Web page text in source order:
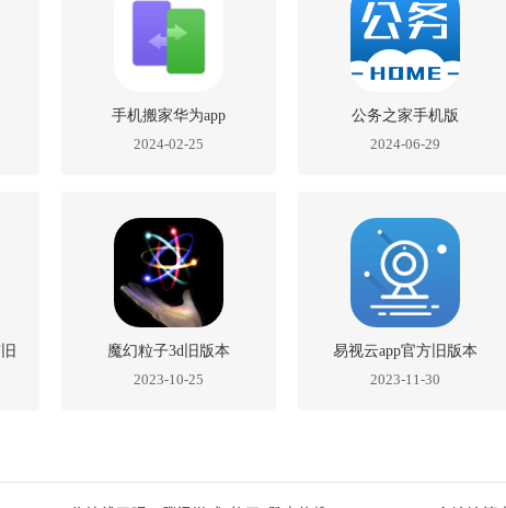
手机搬家华为app
2024-02-25
公务之家手机版
2024-06-29
魔幻粒子3d旧版本
2023-10-25
易视云app官方旧版本
2023-11-30